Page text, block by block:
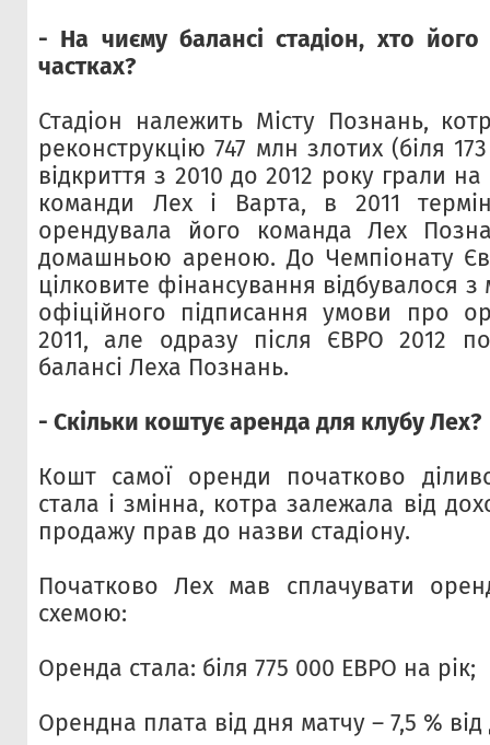
- На чиєму балансі стадіон, хто
частках?
Стадіон належить Місту Познань,
реконструкцію 747 млн злотих (біля
відкриття з 2010 до 2012 року грали
команди Лех і Варта, в 2011
орендувала його команда Лех
домашньою ареною. До Чемпіонату
цілковите фінансування відбувалося з
офіційного підписання умови про
2011, але одразу після ЄВРО 2012
балансі Леха Познань.
- Скільки коштує аренда для клубу Лех?
Кошт самої оренди початково
стала і змінна, котра залежала від
продажу прав до назви стадіону.
Початково Лех мав сплачувати
схемою:
Оренда стала: біля 775 000 ЕВРО на рік;
Орендна плата від дня матчу – 7,5 %